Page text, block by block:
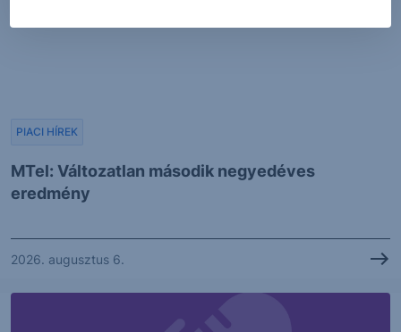
MTel: Változatlan második negyedéves
eredmény
PIACI HÍREK
2026. augusztus 6.